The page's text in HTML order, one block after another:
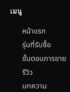
เมนู
หน้าแรก
รุ่นที่รับซื้อ
ขั้นตอนการขาย
รีวิว
บทความ